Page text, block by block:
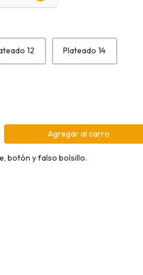
12 Plateado 14
Agregar al carro
botón y falso bolsillo.